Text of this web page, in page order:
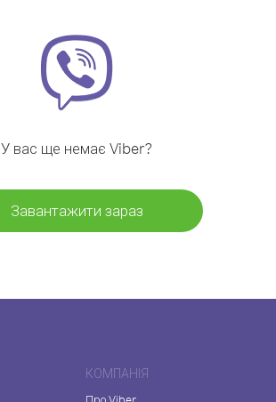
У вас ще немає Viber?
Завантажити зараз
КОМПАНІЯ